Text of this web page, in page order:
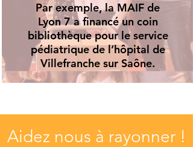
Par exemple, la MAIF de
Lyon 7 a financé un coin
bibliothèque pour le service
pédiatrique de l’hôpital de
Villefranche sur Saône.
Aidez nous à rayonner !